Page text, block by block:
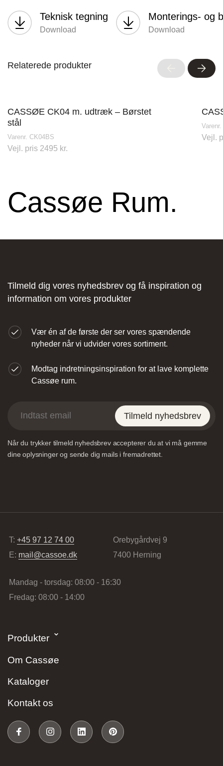
Teknisk tegning
Download
Monterings- og
Download
Relaterede produkter
CASSØE CK04 m. udtræk – Børstet
stål
Varenr. CK04BS
Vejl. pris 2495 kr.
Vejl.
Cassøe Rum.
Tilmeld dig vores nyhedsbrev og få inspiration og
information om vores produkter
Vær én af de første der ser vores spændende
nyheder når vi udvider vores sortiment.
Modtag indretningsinspiration for at lave komplette
Cassøe rum.
Tilmeld nyhedsbrev
Når du trykker tilmeld nyhedsbrev accepterer du at vi må gemme
dine oplysninger og sende dig mails i fremadrettet.
T:+45 97 12 74 00
E: mail@cassoe.dk
Orebygårdvej 9
7400 Herning
Mandag - torsdag: 08:00 - 16:30
Fredag: 08:00 - 14:00
Produkter
Om Cassøe
Kataloger
Kontakt os
Industrivænget 16, 3400 Hillerød, Danmark
Søndre Ringvej 35, 2605 Brøndby, Danmark
Vordingborg Køkkenet – Viborg
Lundvej 54, 8800 Viborg, Danmark
Vordingborg Køkkenet – Vesterport
Løversysselvej 5B, 7100 Vejle, Danmark
Vordingborg Køkkenet – Valby
Gl. Køge Landevej 135, 2500 Valby, Danmark